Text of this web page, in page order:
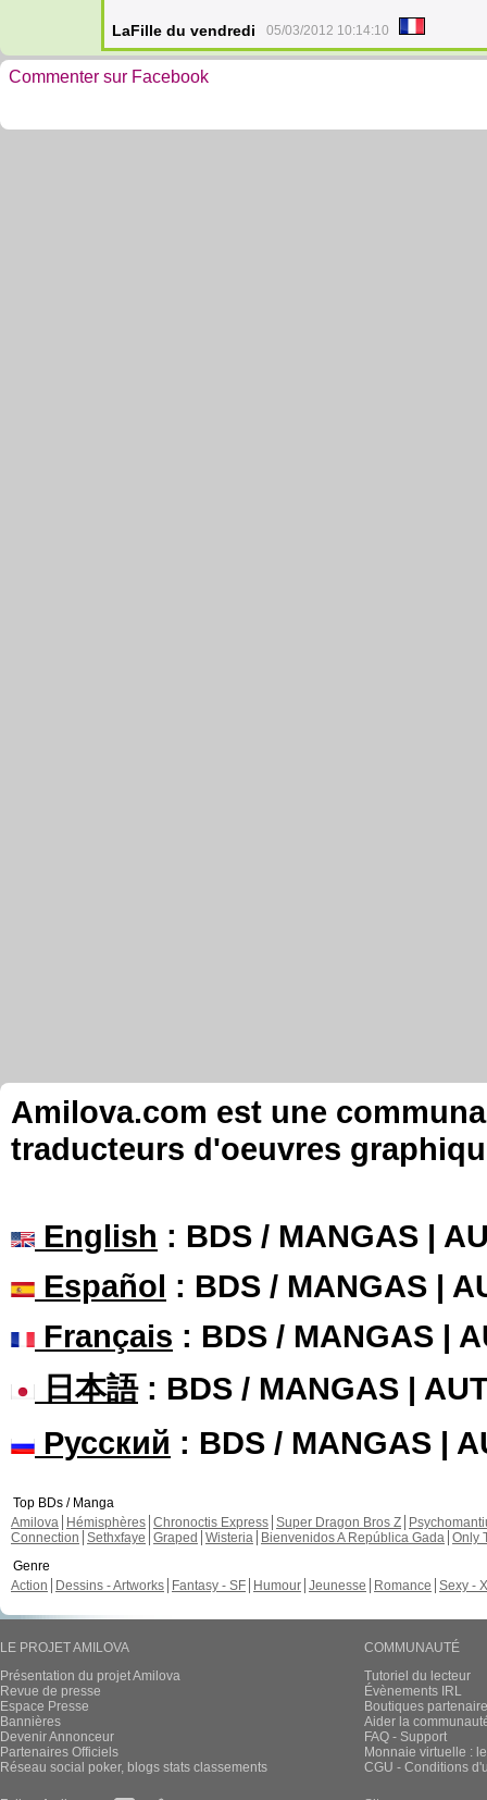
LaFille du vendredi 05/03/2012 10:14:10
Commenter sur Facebook
Amilova.com est une
traducteurs d'oeuvres
English : BDS / MANGAS |
Español : BDS / MANGAS |
Français : BDS / MANGAS |
日本語: BDS / MANGAS |
Русский : BDS / MANGAS |
Top BDs / Manga
Amilova
Hémisphères Chronoctis Express Super Dragon Bros Z
Connection Sethxfaye Graped Wisteria Bienvenidos A República Gada Only
Genre
Action
Dessins - Artworks Fantasy - SF Humour Jeunesse Romance Sexy -
LE PROJET AMILOVA
Présentation du projet Amilova
Revue de presse
Espace Presse
Bannières
Devenir Annonceur
Partenaires Officiels
Réseau social poker, blogs stats classements
COMMUNAUTÉ
Tutoriel du lecteur
Évènements IRL
Boutiques
Aider la
FAQ - Support
Monnaie virtuelle :
CGU - Conditions